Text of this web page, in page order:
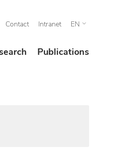
Contact Intranet EN
Publications